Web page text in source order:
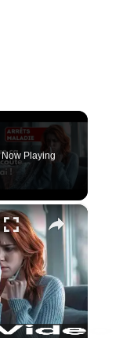
Now Playing
×